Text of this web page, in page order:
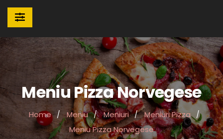
Meniu Pizza Norvegese
Home Meniu Meniuri
Meniuri Pizza
Meniu Pizza Norvegese